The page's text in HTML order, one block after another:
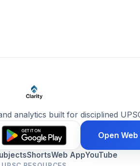
analytics built for disciplined
Open Web
ShortsWeb AppYouTube